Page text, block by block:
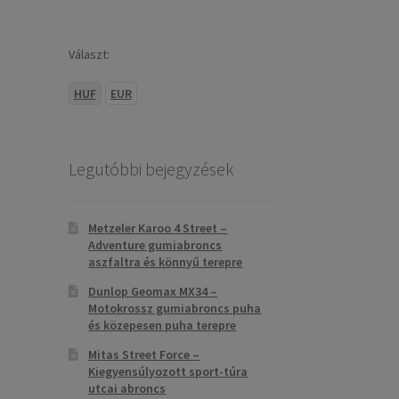
Választ:
HUF EUR
Legutóbbi bejegyzések
Metzeler Karoo 4 Street –
Adventure gumiabroncs
aszfaltra és könnyű terepre
Dunlop Geomax MX34 –
Motokrossz gumiabroncs puha
és közepesen puha terepre
Mitas Street Force –
Kiegyensúlyozott sport-túra
utcai abroncs